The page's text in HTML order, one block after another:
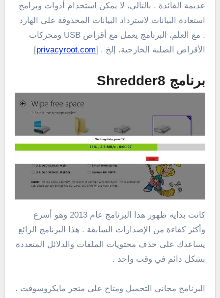
عديمة الفائدة . بالتالى، لا يمكن استخدام أدوات وبرامج
استعادة البيانات لاسترداد البيانات المحذوفة على الهارد
. مع العلم، البرنامج يعمل مع أقراص USB ومحركات
الأقراص الصلبة الخارجية، إلخ . [privacyroot.com
]
برنامج Shredder8
كانت بداية ظهور هذا البرنامج عام 2013 وهو أسرع
وأكثر كفاءة من الإصدارات السابقة . هذا البرنامج الرائع
يساعدك على حذف محتويات الملفات والدلائل المتعددة
بشكل دائم في وقت واحد .
البرنامج مجانى التحميل ومتاح على متجر مايكروسوفت .